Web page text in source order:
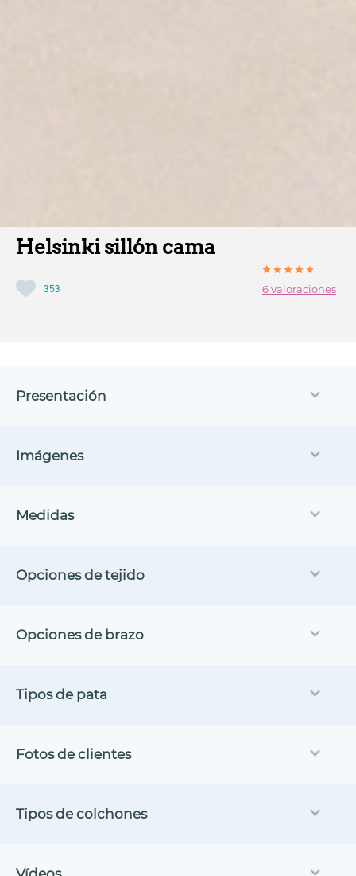
Helsinki sillón cama
353 6 valoraciones
Presentación
Imágenes
Medidas
Opciones de tejido
Opciones de brazo
Tipos de pata
Fotos de clientes
Tipos de colchones